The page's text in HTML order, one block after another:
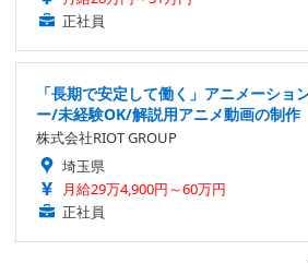
正社員
「長期で安定して働く」アニメーショ
ー/未経験OK/解説用アニメ動画の制作
株式会社RIOT GROUP
埼玉県
月給29万4,900円～60万円
正社員